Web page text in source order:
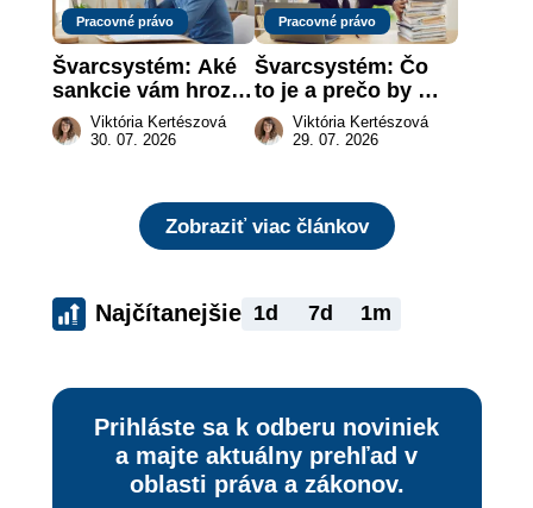
Pracovné právo
Švarcsystém: Aké
sankcie vám hrozia
a prečo nestačí
zaplatiť pokutu?
Viktória Kertészová
30. 07. 2026
Pracovné právo
Švarcsystém: Čo
to je a prečo by
vás to malo
zaujímať
Viktória Kertészová
29. 07. 2026
Zobraziť viac článkov
Najčítanejšie 1d 7d 1m
Prihláste sa k odberu noviniek
a majte aktuálny prehľad v
oblasti práva a zákonov.